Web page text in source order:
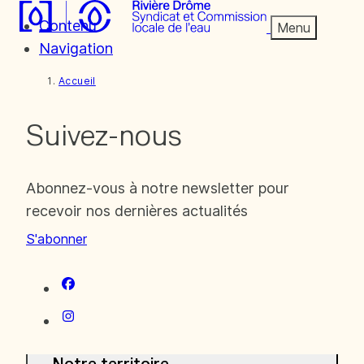
Contenu
Navigation
Menu
Accueil
Suivez-nous
Abonnez-vous à notre newsletter pour
recevoir nos dernières actualités
S'abonner